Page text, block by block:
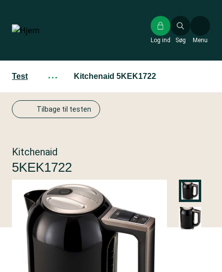
hovedindhold
Søg
Log ind Menu
Test ··· Kitchenaid 5KEK1722
Tilbage til testen
Kitchenaid
5KEK1722